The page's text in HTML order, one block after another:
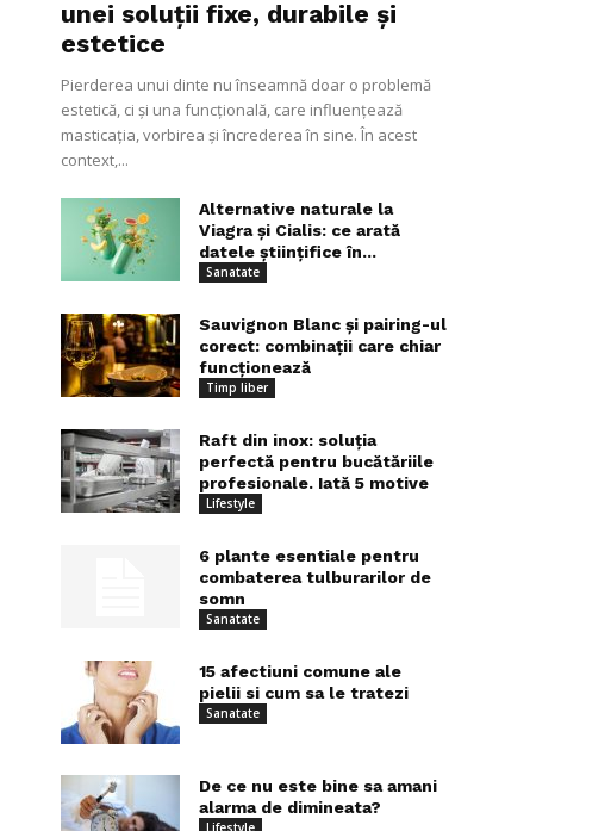
unei soluții fixe, durabile și
estetice
Pierderea unui dinte nu înseamnă doar o problemă
estetică, ci și una funcțională, care influențează
masticația, vorbirea și încrederea în sine. În acest
context,...
Alternative naturale la
Viagra și Cialis: ce arată
datele științifice în...
Sanatate
Sauvignon Blanc și pairing-ul
corect: combinații care chiar
funcționează
Timp liber
Raft din inox: soluția
perfectă pentru bucătăriile
profesionale. Iată 5 motive
Lifestyle
6 plante esentiale pentru
combaterea tulburarilor de
somn
Sanatate
15 afectiuni comune ale
pielii si cum sa le tratezi
Sanatate
De ce nu este bine sa amani
alarma de dimineata?
Lifestyle